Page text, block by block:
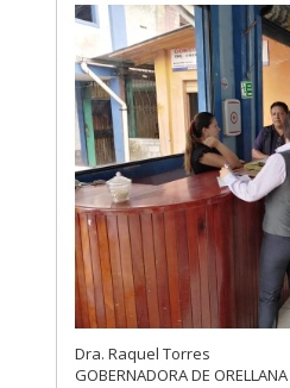
Dra. Raquel Torres
GOBERNADORA DE ORELLANA